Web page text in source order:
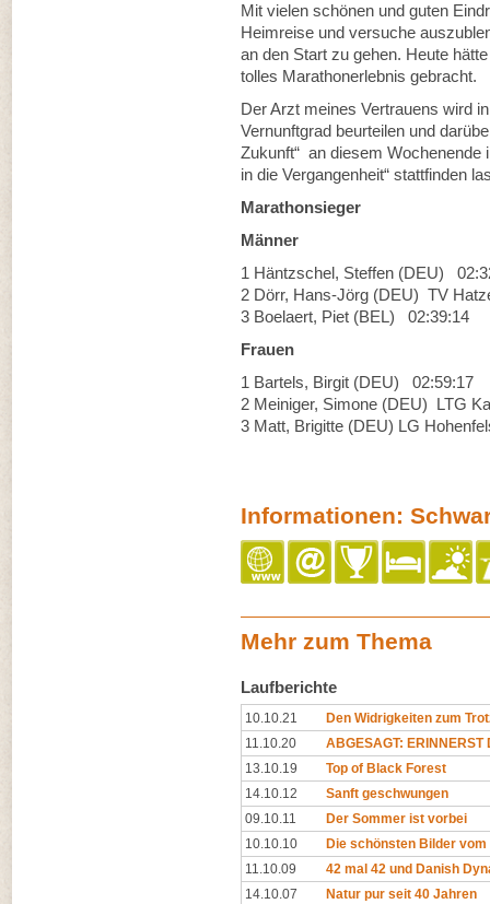
Mit vielen schönen und guten
Heimreise und versuche
an den Start zu gehen. Heute
tolles Marathonerlebnis gebracht.
Der Arzt meines Vertrauens wird
Vernunftgrad beurteilen und
Zukunft“ an diesem Wochenende
in die Vergangenheit“ stattfinden
Marathonsieger
Männer
1 Häntzschel, Steffen (DEU)
2 Dörr, Hans-Jörg (DEU) TV
3 Boelaert, Piet (BEL) 02:39:14
Frauen
1 Bartels, Birgit (DEU) 02:59:17
2 Meiniger, Simone (DEU) LTG
3 Matt, Brigitte (DEU) LG
Informationen:
Mehr zum Thema
Laufberichte
10.10.21
Den Widrigkeiten zum
11.10.20
ABGESAGT: ERINNERST
13.10.19
Top of Black Forest
14.10.12
Sanft geschwungen
09.10.11
Der Sommer ist vorbei
10.10.10
Die schönsten Bilder
11.10.09
42 mal 42 und Danish
14.10.07
Natur pur seit 40 Jahren